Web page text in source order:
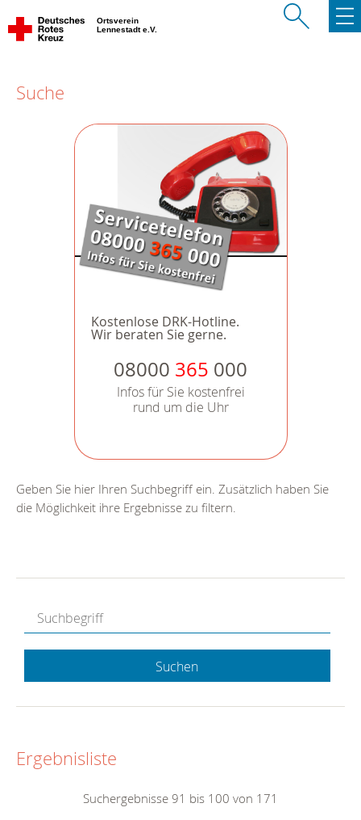
Ortsverein
Lennestadt e.V.
Suche
Kostenlose DRK-Hotline.
Wir beraten Sie gerne.
08000 365 000
Infos für Sie kostenfrei
rund um die Uhr
Geben Sie hier Ihren Suchbegriff ein. Zusätzlich haben Sie
die Möglichkeit ihre Ergebnisse zu filtern.
Suchen
Ergebnisliste
Suchergebnisse 91 bis 100 von 171